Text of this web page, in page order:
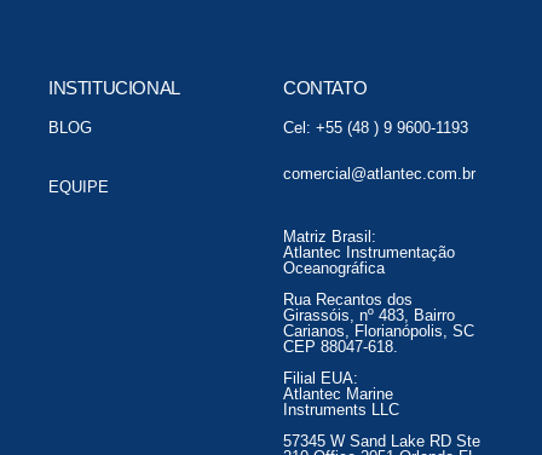
INSTITUCIONAL
BLOG
EQUIPE
CONTATO
Cel: +55 (48 ) 9 9600-1193
comercial@atlantec.com.br
Matriz Brasil:
Atlantec Instrumentação
Oceanográfica
Rua Recantos dos
Girassóis, nº 483, Bairro
Carianos, Florianópolis, SC
CEP 88047-618.
Filial EUA:
Atlantec Marine
Instruments LLC
57345 W Sand Lake RD Ste